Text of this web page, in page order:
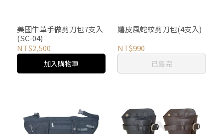
美國牛革手做剪刀包7支入
(SC-04)
NT$2,500
加入購物車
嬉皮風蛇紋剪刀包(4支入)
NT$990
已售完